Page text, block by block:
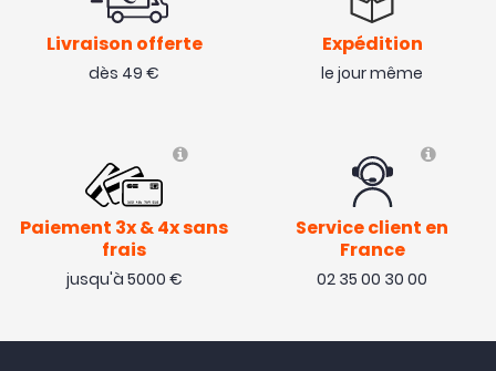
Livraison offerte
dès 49 €
Expédition
le jour même
Paiement 3x & 4x sans
frais
jusqu'à 5000 €
Service client en
France
02 35 00 30 00